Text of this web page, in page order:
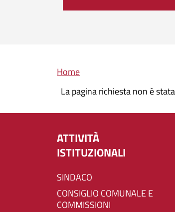
Briciole di pane
Home
La pagina richiesta non è
ATTIVITÀ
ISTITUZIONALI
SINDACO
CONSIGLIO COMUNALE E
COMMISSIONI